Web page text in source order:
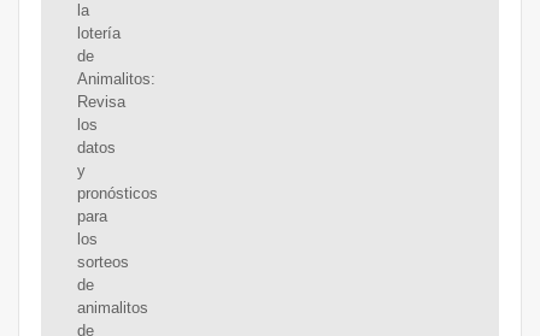
la
lotería
de
Animalitos:
Revisa
los
datos
y
pronósticos
para
los
sorteos
de
animalitos
de